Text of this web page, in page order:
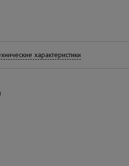
характеристики